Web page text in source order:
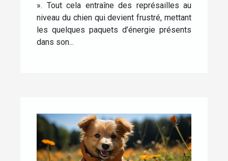
». Tout cela entraîne des représailles au
niveau du chien qui devient frustré, mettant
les quelques paquets d’énergie présents
dans son...